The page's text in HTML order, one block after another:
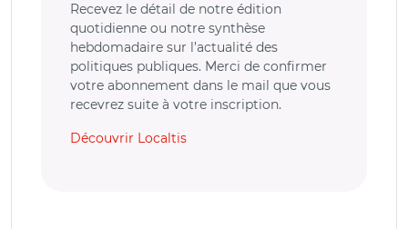
Recevez le détail de notre édition
quotidienne ou notre synthèse
hebdomadaire sur l’actualité des
politiques publiques. Merci de confirmer
votre abonnement dans le mail que vous
recevrez suite à votre inscription.
Découvrir Localtis